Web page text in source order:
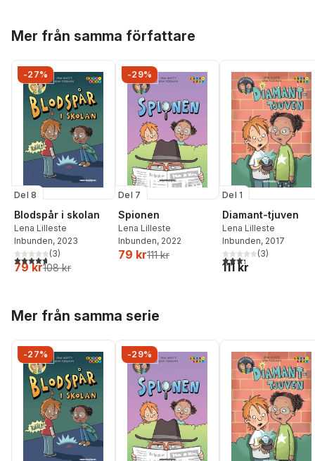
Mer från samma författare
-27%
Del 8
Blodspår i skolan
Lena Lilleste
Inbunden, 2023
4,7utav 5 stjärnor. Totalt antal röster:
(3)
79 kr108 kr
-29%
Del 7
Spionen
Lena Lilleste
Inbunden, 2022
79 kr111 kr
Del 1
Diamant-tjuven
Lena Lilleste
Inbunden, 2017
3,3utav 5 stjärnor.
(3)
111 kr
Mer från samma serie
-27% -29%